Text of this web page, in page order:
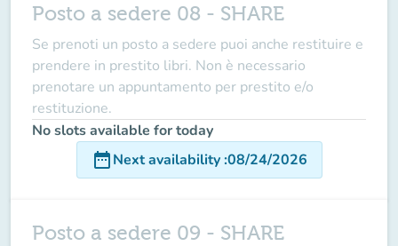
Posto a sedere 08 - SHARE
Se prenoti un posto a sedere puoi anche restituire e
prendere in prestito libri. Non è necessario
prenotare un appuntamento per prestito e/o
restituzione.
No slots available for today
date_rangeNext availability:08/24/2026
Posto a sedere 09 - SHARE